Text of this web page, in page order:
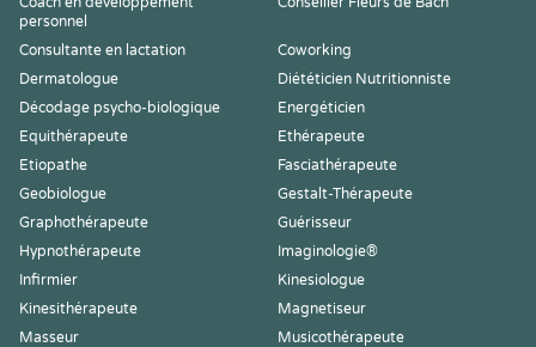
personnel
Consultante en lactation
Coworking
Dermatologue
Diététicien Nutritionniste
Décodage psycho-biologique
Energéticien
Equithérapeute
Ethérapeute
Etiopathe
Fasciathérapeute
Geobiologue
Gestalt-Thérapeute
Graphothérapeute
Guérisseur
Hypnothérapeute
Imaginologie®
Infirmier
Kinesiologue
Kinesithérapeute
Magnetiseur
Masseur
Musicothérapeute